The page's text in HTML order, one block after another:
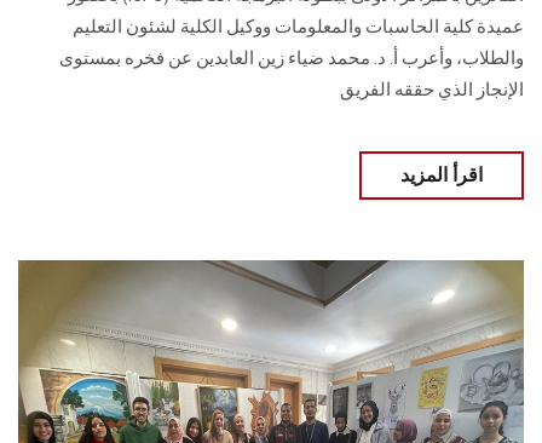
عميدة كلية الحاسبات والمعلومات ووكيل الكلية لشئون التعليم
والطلاب‎، وأعرب أ. د. محمد ضياء زين العابدين عن فخره بمستوى
الإنجاز الذي حققه ‏الفريق
اقرأ المزيد